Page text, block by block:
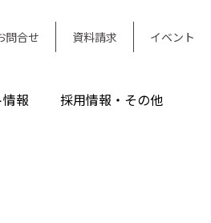
問合せ 資料請求 イベント
報 採用情報・その他